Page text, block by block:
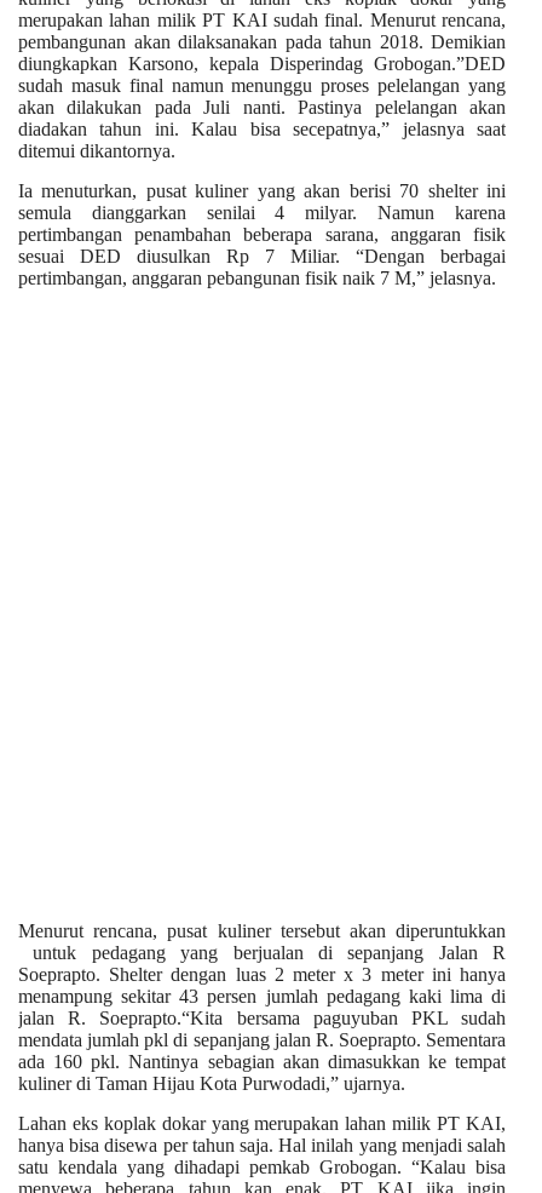
merupakan lahan milik PT KAI sudah final. Menurut rencana,
pembangunan akan dilaksanakan pada tahun 2018. Demikian
diungkapkan Karsono, kepala Disperindag Grobogan.”DED
sudah masuk final namun menunggu proses pelelangan yang
akan dilakukan pada Juli nanti. Pastinya pelelangan akan
diadakan tahun ini. Kalau bisa secepatnya,” jelasnya saat
ditemui dikantornya.
Ia menuturkan, pusat kuliner yang akan berisi 70 shelter ini
semula dianggarkan senilai 4 milyar. Namun karena
pertimbangan penambahan beberapa sarana, anggaran fisik
sesuai DED diusulkan Rp 7 Miliar. “Dengan berbagai
pertimbangan, anggaran pebangunan fisik naik 7 M,” jelasnya.
Menurut rencana, pusat kuliner tersebut akan diperuntukkan
untuk pedagang yang berjualan di sepanjang Jalan R
Soeprapto. Shelter dengan luas 2 meter x 3 meter ini hanya
menampung sekitar 43 persen jumlah pedagang kaki lima di
jalan R. Soeprapto.“Kita bersama paguyuban PKL sudah
mendata jumlah pkl di sepanjang jalan R. Soeprapto. Sementara
ada 160 pkl. Nantinya sebagian akan dimasukkan ke tempat
kuliner di Taman Hijau Kota Purwodadi,” ujarnya.
Lahan eks koplak dokar yang merupakan lahan milik PT KAI,
hanya bisa disewa per tahun saja. Hal inilah yang menjadi salah
satu kendala yang dihadapi pemkab Grobogan. “Kalau bisa
menyewa beberapa tahun kan enak. PT KAI jika ingin